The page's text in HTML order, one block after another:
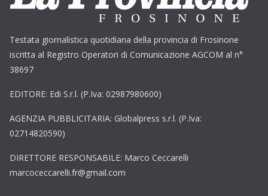
Testata giornalistica quotidiana della provincia di Frosinone
iscritta al Registro Operatori di Comunicazione AGCOM al n°
38697
EDITORE: Edi S.r.l. (P.Iva: 02987980600)
AGENZIA PUBBLICITARIA: Globalpress s.r.l. (P.Iva:
02714820590)
DIRETTORE RESPONSABILE: Marco Ceccarelli
marcoceccarelli.fr@gmail.com